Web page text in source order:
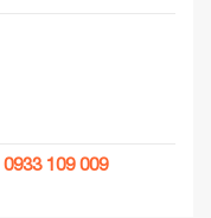
0933 109 009